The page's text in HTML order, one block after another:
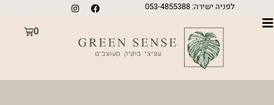
לפניה ישירה: 053-4855388
0